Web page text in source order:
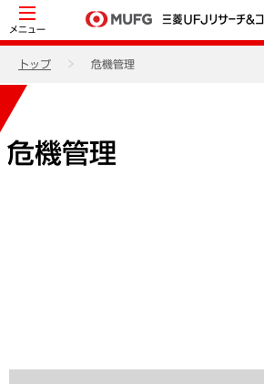
メニュー
トップ 危機管理
危機管理